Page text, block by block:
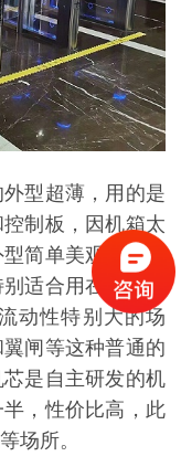
型超薄，用的是
制板，因机箱太
简单美观大方，
适合用在一些办
动性特别大的场
闸等这种普通的
是自主研发的机
，性价比高，此
场所。